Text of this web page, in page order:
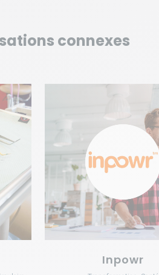
connexes
VOIR
Inpowr